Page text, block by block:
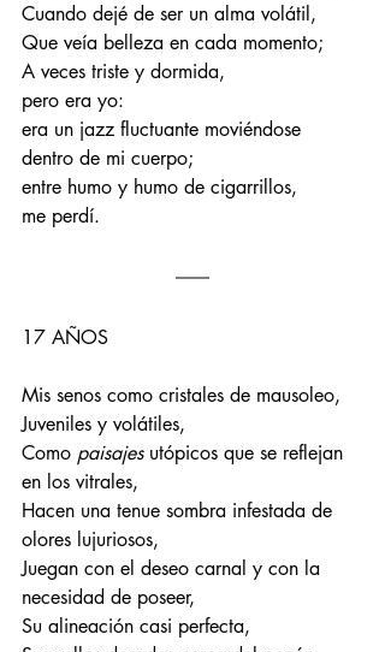
Cuando dejé de ser un alma volátil,
Que veía belleza en cada momento;
A veces triste y dormida,
pero era yo:
era un jazz fluctuante moviéndose
dentro de mi cuerpo;
entre humo y humo de cigarrillos,
me perdí.
17 AÑOS
Mis senos como cristales de mausoleo,
Juveniles y volátiles,
Como paisajes utópicos que se reflejan
en los vitrales,
Hacen una tenue sombra infestada de
olores lujuriosos,
Juegan con el deseo carnal y con la
necesidad de poseer,
Su alineación casi perfecta,